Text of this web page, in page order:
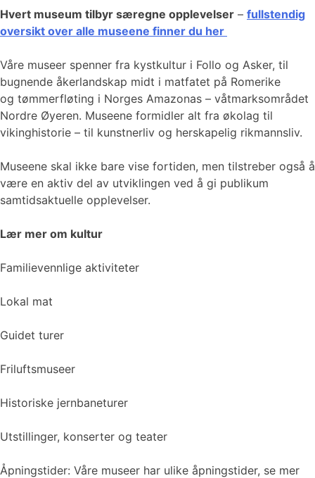
Hvert museum tilbyr særegne opplevelser – fullstendig
oversikt over alle museene finner du her
Våre museer spenner fra kystkultur i Follo og Asker, til
bugnende åkerlandskap midt i matfatet på Romerike
og tømmerfløting i Norges Amazonas – våtmarksområdet
Nordre Øyeren. Museene formidler alt fra økolag til
vikinghistorie – til kunstnerliv og herskapelig rikmannsliv.
Museene skal ikke bare vise fortiden, men tilstreber også å
være en aktiv del av utviklingen ved å gi publikum
samtidsaktuelle opplevelser.
Lær mer om kultur
Familievennlige aktiviteter
Lokal mat
Guidet turer
Friluftsmuseer
Historiske jernbaneturer
Utstillinger, konserter og teater
Åpningstider: Våre museer har ulike åpningstider, se mer